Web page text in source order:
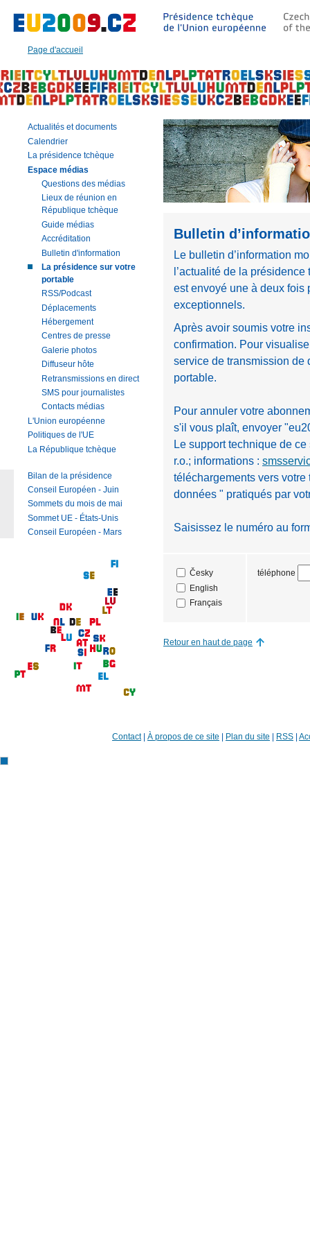
Page d'accueil
Texte
cette
page
|
Navigation
Recherche
Bulletin
Le bulletin d’information
l’actualité de la
est envoyé une à deux fois
exceptionnels.
Après avoir soumis votre
confirmation. Pour
service de transmission de
portable.
Pour annuler votre
s'il vous plaît, envoyer
Le support technique de
r.o.; informations :
téléchargements vers
données " pratiqués par
Saisissez le numéro au
Česky
English
Français
téléphone
Retour en haut de page
Actualités et documents
Calendrier
La présidence tchèque
Espace médias
Questions des médias
Lieux de réunion en
République tchèque
Guide médias
Accréditation
Bulletin d'information
La présidence sur votre
portable
RSS/Podcast
Déplacements
Hébergement
Centres de presse
Galerie photos
Diffuseur hôte
Retransmissions en direct
SMS pour journalistes
Contacts médias
L'Union européenne
Politiques de l'UE
La République tchèque
Bilan de la présidence
Conseil Européen - Juin
Sommets du mois de mai
Sommet UE - États-Unis
Conseil Européen - Mars
Contact| À propos de ce site Plan du site RSS